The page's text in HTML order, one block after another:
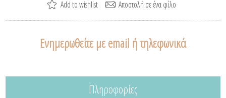
Ενημερωθείτε με email ή τηλεφωνικά
Πληροφορίες